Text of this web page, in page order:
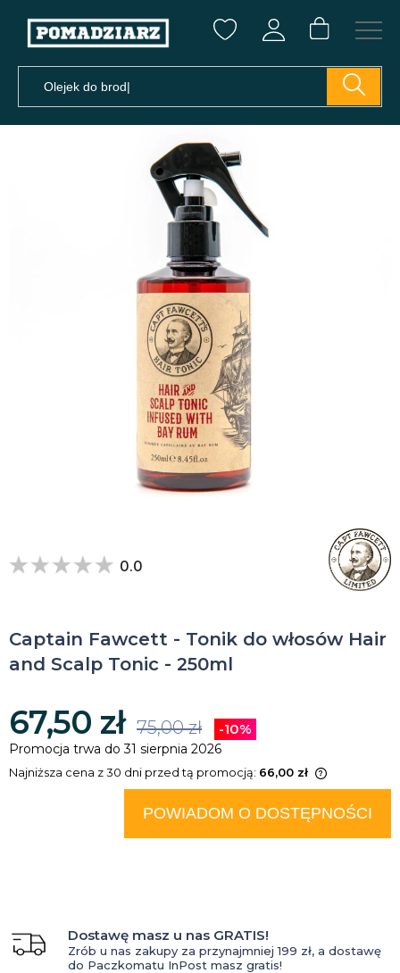
Captain Fawcett - Tonik do włosów Hair
and Scalp Tonic - 250ml
0.0
67,50 zł 75,00 zł -10%
Promocja trwa do 31 sierpnia 2026
Najniższa cena z 30 dni przed tą promocją: 66,00 zł
Jeżeli produkt jest sprzedawany
krócej niż 30 dni, wyświetlana jest
najniższa cena od momentu, kiedy
produkt pojawił się w sprzedaży.
POWIADOM O DOSTĘPNOŚCI
Dostawę masz u nas GRATIS!
Zrób u nas zakupy za przynajmniej 199 zł, a dostawę
do Paczkomatu InPost masz gratis!